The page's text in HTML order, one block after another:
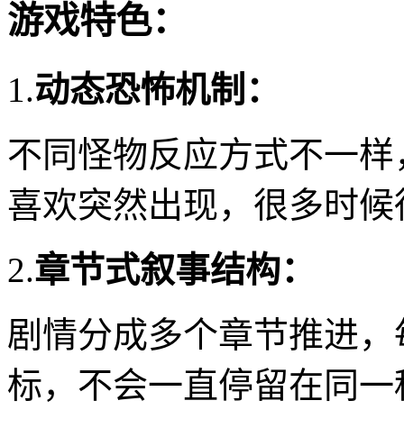
游戏特色：
1.动态恐怖机制：
不同怪物反应方式不一
喜欢突然出现，很多时
2.章节式叙事结构：
剧情分成多个章节推进
标，不会一直停留在同